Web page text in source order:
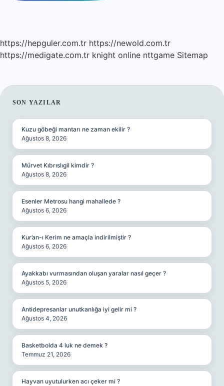
https://hepguler.com.tr https://newold.com.tr
https://medigate.com.tr knight online nttgame Sitemap
SIDEBAR
SON YAZILAR
Kuzu göbeği mantarı ne zaman ekilir ?
Ağustos 8, 2026
Mürvet Kıbrıslıgil kimdir ?
Ağustos 8, 2026
Esenler Metrosu hangi mahallede ?
Ağustos 6, 2026
Kur’an-ı Kerim ne amaçla indirilmiştir ?
Ağustos 6, 2026
Ayakkabı vurmasından oluşan yaralar nasıl geçer ?
Ağustos 5, 2026
Antidepresanlar unutkanlığa iyi gelir mi ?
Ağustos 4, 2026
Basketbolda 4 luk ne demek ?
Temmuz 21, 2026
Hayvan uyutulurken acı çeker mi ?